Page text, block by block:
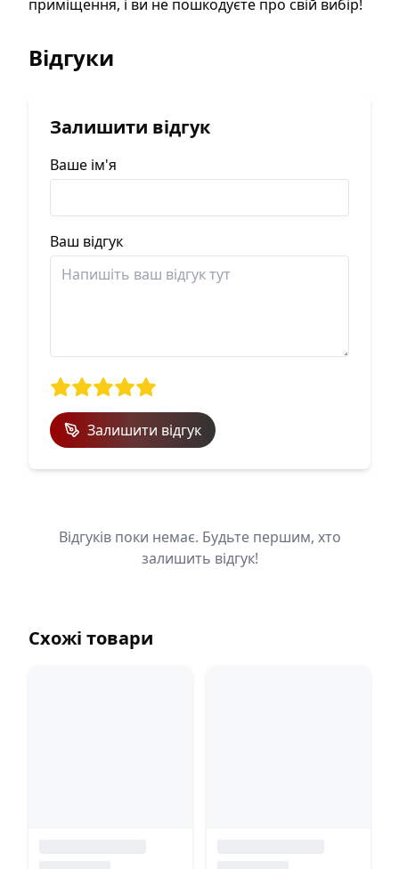
приміщення, і ви не пошкодуєте про свій вибір!
Відгуки
Залишити відгук
Ваше ім'я
Ваш відгук
Залишити відгук
Відгуків поки немає. Будьте першим, хто
залишить відгук!
Схожі товари